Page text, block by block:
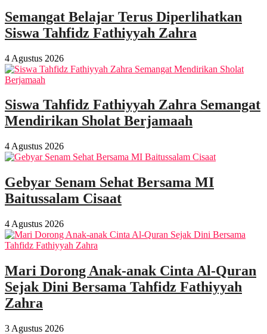
Semangat Belajar Terus Diperlihatkan
Siswa Tahfidz Fathiyyah Zahra
4 Agustus 2026
Siswa Tahfidz Fathiyyah Zahra Semangat
Mendirikan Sholat Berjamaah
4 Agustus 2026
Gebyar Senam Sehat Bersama MI
Baitussalam Cisaat
4 Agustus 2026
Mari Dorong Anak-anak Cinta Al-Quran
Sejak Dini Bersama Tahfidz Fathiyyah
Zahra
3 Agustus 2026